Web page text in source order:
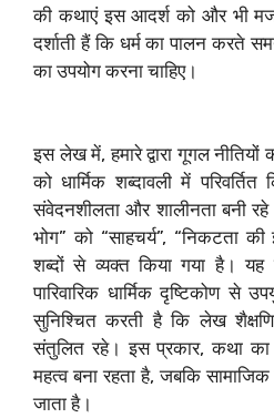
की कथाएं इस आदर्श को और भी
दर्शाती हैं कि धर्म का पालन करते
का उपयोग करना चाहिए।
इस लेख में, हमारे द्वारा गूगल
को धार्मिक शब्दावली में
संवेदनशीलता और शालीनता बनी
भोग” को “साहचर्य”, “निकटता
शब्दों से व्यक्त किया गया है।
पारिवारिक धार्मिक दृष्टिकोण से
सुनिश्चित करती है कि लेख
संतुलित रहे। इस प्रकार, कथा
महत्व बना रहता है, जबकि
जाता है।